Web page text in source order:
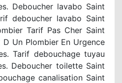
Deboucher lavabo Saint
deboucher lavabo Saint
Tarif Pas Cher Saint
D Un Plombier En Urgence
Tarif debouchage tuyau
Deboucher toilette Saint
canalisation Saint